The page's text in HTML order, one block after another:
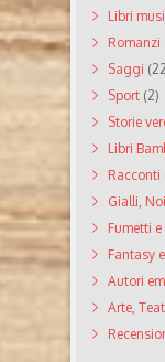
Libri
Romanzi
Saggi
Sport (2)
Storie
Libri
Racconti
Gialli,
Fumetti
Fantasy
Autori
Arte,